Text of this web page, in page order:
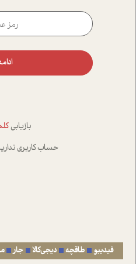
بازیابی
حساب کاربری
فیدیبو طاقچه دیجی‌کالا جار